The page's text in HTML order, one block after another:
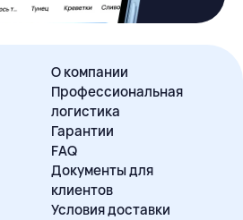
О компании
Профессиональная
логистика
Гарантии
FAQ
Документы для
клиентов
Условия доставки